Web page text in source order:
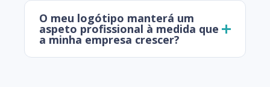
O meu logótipo manterá um
aspeto profissional à medida que
a minha empresa crescer?